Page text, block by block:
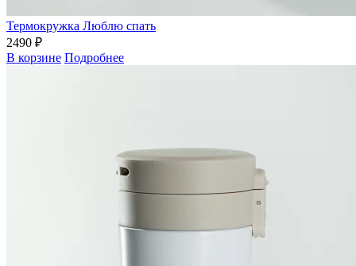
Термокружка Люблю спать
2490 ₽
В корзине Подробнее